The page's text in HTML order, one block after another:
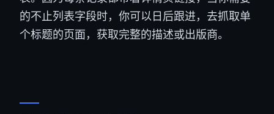
的不止列表字段时，你可以日后跟进，去抓取单
个标题的页面，获取完整的描述或出版商。